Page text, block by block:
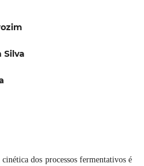
Silva
dos processos fermentativos é